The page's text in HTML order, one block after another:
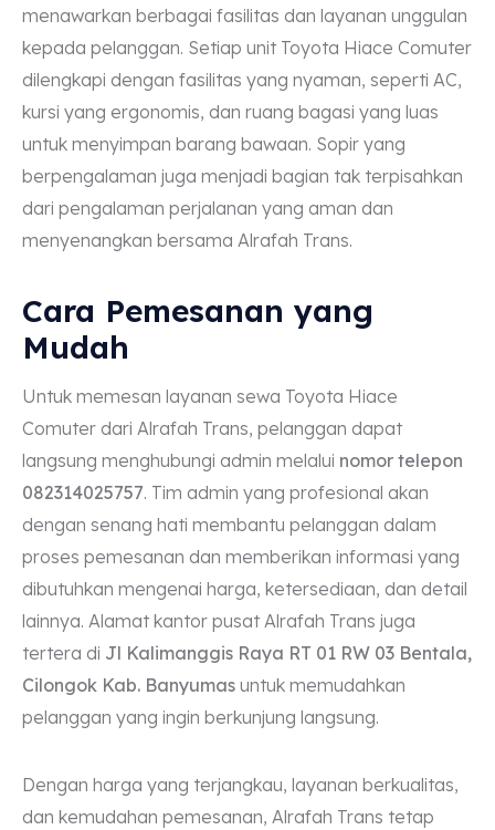
menawarkan berbagai fasilitas dan layanan unggulan
kepada pelanggan. Setiap unit Toyota Hiace Comuter
dilengkapi dengan fasilitas yang nyaman, seperti AC,
kursi yang ergonomis, dan ruang bagasi yang luas
untuk menyimpan barang bawaan. Sopir yang
berpengalaman juga menjadi bagian tak terpisahkan
dari pengalaman perjalanan yang aman dan
menyenangkan bersama Alrafah Trans.
Cara Pemesanan yang
Mudah
Untuk memesan layanan sewa Toyota Hiace
Comuter dari Alrafah Trans, pelanggan dapat
langsung menghubungi admin melalui nomor telepon
082314025757. Tim admin yang profesional akan
dengan senang hati membantu pelanggan dalam
proses pemesanan dan memberikan informasi yang
dibutuhkan mengenai harga, ketersediaan, dan detail
lainnya. Alamat kantor pusat Alrafah Trans juga
tertera di Jl Kalimanggis Raya RT 01 RW 03 Bentala,
Cilongok Kab. Banyumas untuk memudahkan
pelanggan yang ingin berkunjung langsung.
Dengan harga yang terjangkau, layanan berkualitas,
dan kemudahan pemesanan, Alrafah Trans tetap